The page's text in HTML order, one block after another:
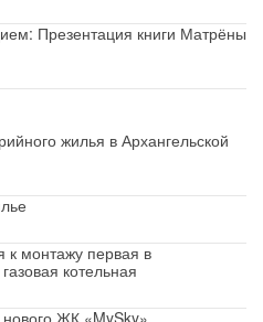
Презентация книги Матрёны
жилья в Архангельской
монтажу первая в
котельная